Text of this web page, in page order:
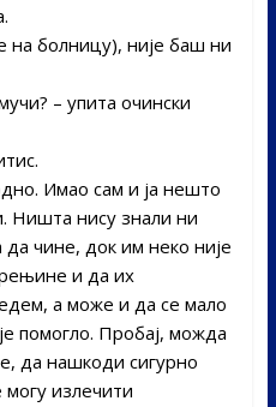
на болницу), није баш ни
– упита очински
Имао сам и ја нешто
Ништа нису знали ни
чине, док им неко није
и да их
а може и да се мало
помогло. Пробај, можда
да нашкоди сигурно
излечити